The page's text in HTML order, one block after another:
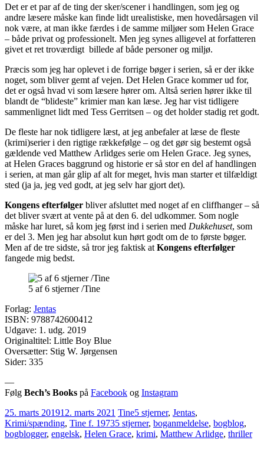
Det er et par af de ting der sker/scener i handlingen, som jeg og
andre læsere måske kan finde lidt urealistiske, men hovedårsagen vil
nok være, at man ikke færdes i de samme miljøer som Helen Grace
– både privat og professionelt. Men jeg synes alligevel at forfatteren
givet et ret troværdigt billede af både personer og miljø.
Præcis som jeg har oplevet i de forrige bøger i serien, så er der ikke
noget, som bliver gemt af vejen. Det Helen Grace kommer ud for,
det er også hvad vi som læsere hører om. Altså serien hører ikke til
blandt de “blideste” krimier man kan læse. Jeg har vist tidligere
sammenlignet lidt med Tess Gerritsen – og det holder stadig ret godt.
De fleste har nok tidligere læst, at jeg anbefaler at læse de fleste
(krimi)serier i den rigtige rækkefølge – og det gør sig bestemt også
gældende ved Matthew Arlidges serie om Helen Grace. Jeg synes,
at Helen Graces baggrund og historie er så stor en del af handlingen
i serien, at man går glip af alt for meget, hvis man starter et tilfældigt
sted (ja ja, jeg ved godt, at jeg selv har gjort det).
Kongens efterfølger bliver afsluttet med noget af en cliffhanger – så
det bliver svært at vente på at den 6. del udkommer. Som nogle
måske har luret, så kom jeg først ind i serien med Dukkehuset, som
er del 3. Men jeg har absolut kun hørt godt om de to første bøger.
Men af de tre sidste, så tror jeg faktisk at Kongens efterfølger
fangede mig bedst.
5 af 6 stjerner /Tine
Forlag: Jentas
ISBN: 9788742600412
Udgave: 1. udg. 2019
Originaltitel: Little Boy Blue
Oversætter: Stig W. Jørgensen
Sider: 335
—
Følg Bech’s Books på Facebook og Instagram
25. marts 201912. marts 2021 Tine5 stjerner, Jentas,
Krimi/spænding, Tine f. 19735 stjerner, boganmeldelse, bogblog,
bogblogger, engelsk, Helen Grace, krimi, Matthew Arlidge, thriller